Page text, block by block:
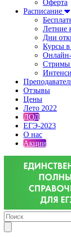
Оферта
Расписание
Летние
Дни
Курсы
Стримы
Отзывы
Цены
Лето 2022
ДОД
ЕГЭ-2023
О нас
Акции